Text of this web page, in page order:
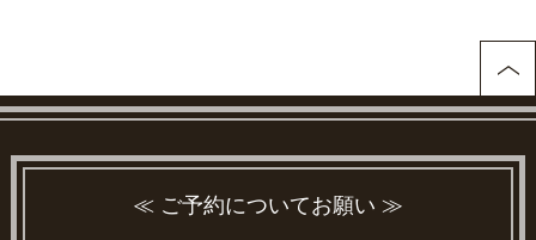
≪ ご予約についてお願い ≫